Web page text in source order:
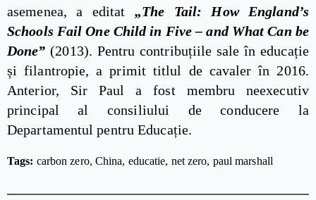
asemenea, a editat „The Tail: How England’s
Schools Fail One Child in Five – and What Can be
Done”(2013). Pentru contribuțiile sale în educație
și filantropie, a primit titlul de cavaler în 2016.
Anterior, Sir Paul a fost membru neexecutiv
principal al consiliului de conducere la
Departamentul pentru Educație.
Tags: carbon zero China educatie net zero paul marshall